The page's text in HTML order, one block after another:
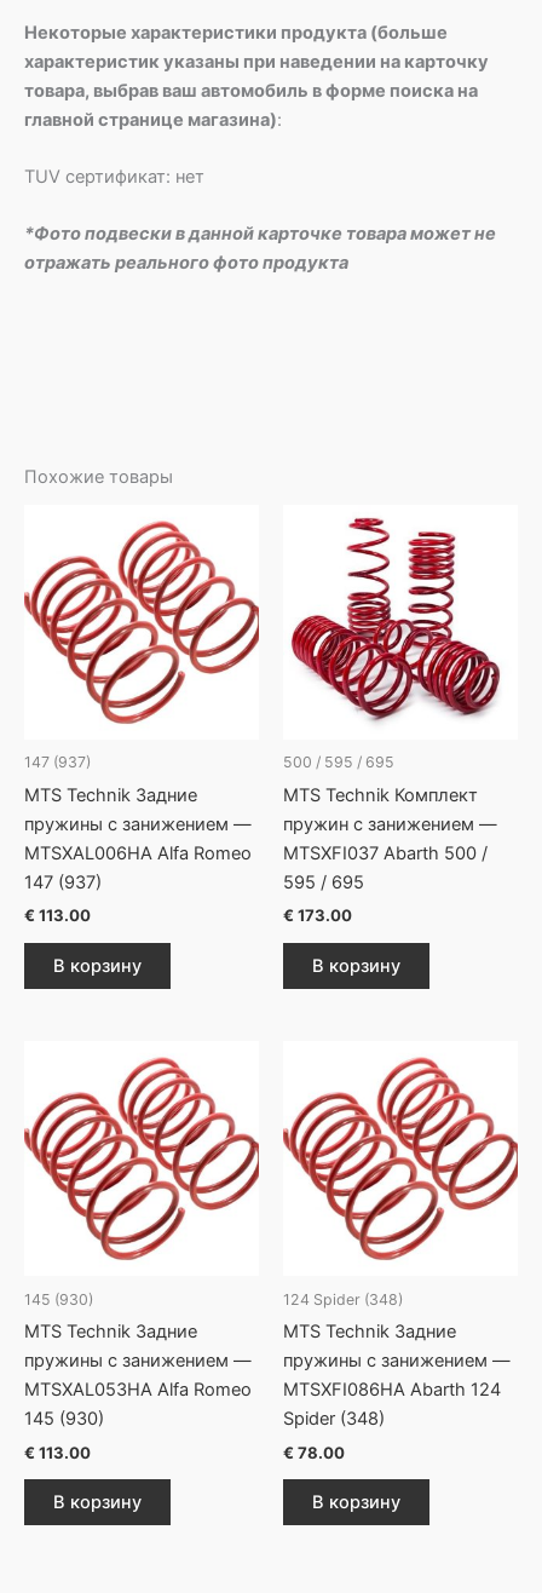
Некоторые характеристики продукта (больше
характеристик указаны при наведении на карточку
товара, выбрав ваш автомобиль в форме поиска на
главной странице магазина):
TUV сертификат: нет
*Фото подвески в данной карточке товара может не
отражать реального фото продукта
Похожие товары
147 (937)
MTS Technik Задние
пружины с занижением —
MTSXAL006HA Alfa Romeo
147 (937)
€ 113.00
В корзину
500 / 595 / 695
MTS Technik Комплект
пружин с занижением —
MTSXFI037 Abarth 500 /
595 / 695
€ 173.00
В корзину
145 (930)
MTS Technik Задние
пружины с занижением —
MTSXAL053HA Alfa Romeo
145 (930)
€ 113.00
В корзину
124 Spider (348)
MTS Technik Задние
пружины с занижением —
MTSXFI086HA Abarth 124
Spider (348)
€ 78.00
В корзину